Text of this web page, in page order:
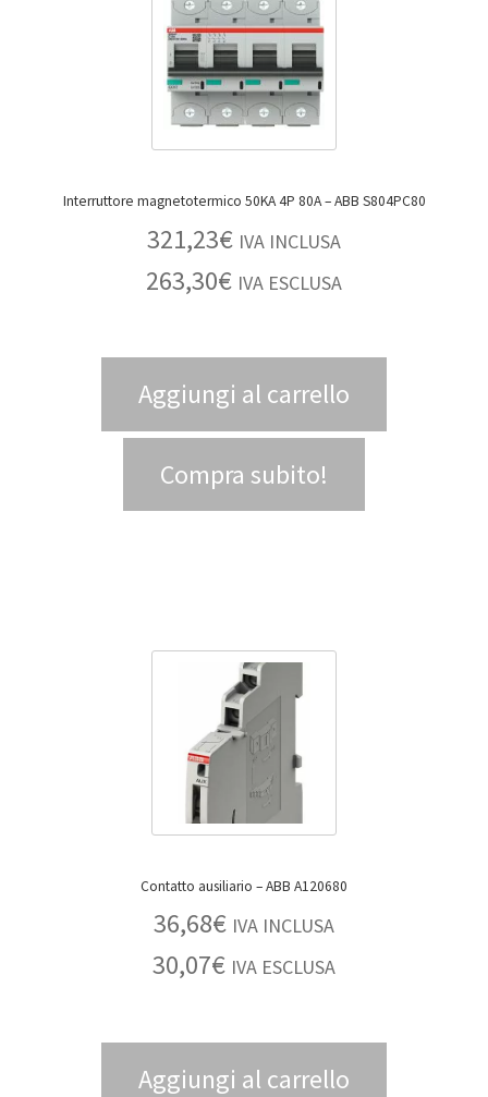
Interruttore magnetotermico 50KA 4P 80A – ABB S804PC80
321,23€ IVA INCLUSA
263,30€ IVA ESCLUSA
Aggiungi al carrello
Compra subito!
Contatto ausiliario – ABB A120680
36,68€ IVA INCLUSA
30,07€ IVA ESCLUSA
Aggiungi al carrello